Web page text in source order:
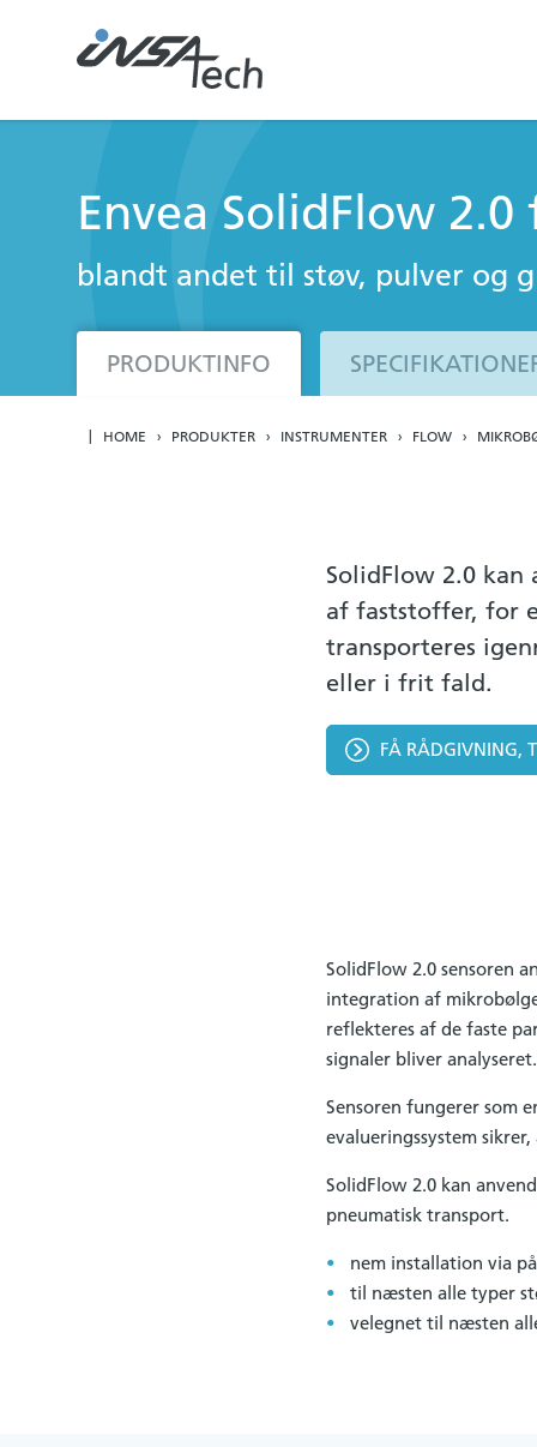
Envea SolidFlow
blandt andet til støv, pulver og
PRODUKTINFO
HOME PRODUKTER INSTRUMENTER FLOW
SolidFlow 2.0
af faststoffer, for
transporteres
eller i frit fald.
FÅ RÅDGIVNING,
SolidFlow 2.0 sensoren
integration af
reflekteres af de faste
signaler bliver analyseret.
Sensoren fungerer som
evalueringssystem
SolidFlow 2.0 kan
pneumatisk transport.
nem installation via
til næsten alle typer
velegnet til næsten